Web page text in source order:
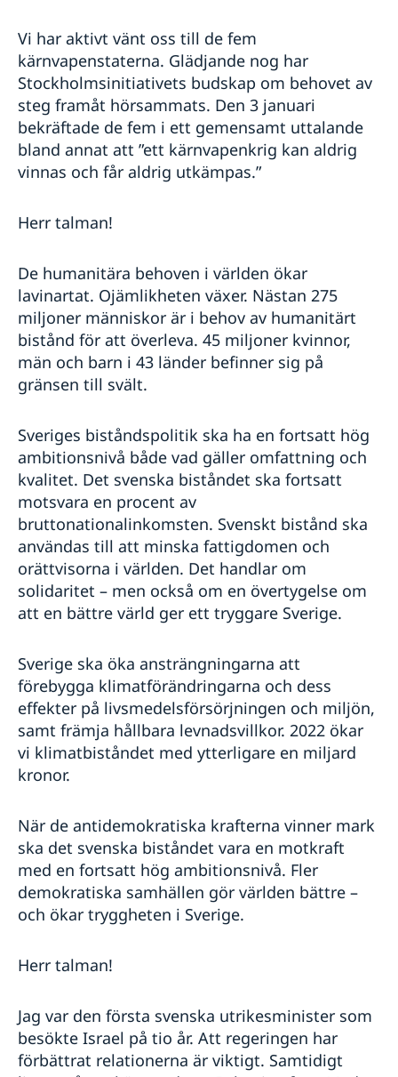
Vi har aktivt vänt oss till de fem
kärnvapenstaterna. Glädjande nog har
Stockholmsinitiativets budskap om behovet av
steg framåt hörsammats. Den 3 januari
bekräftade de fem i ett gemensamt uttalande
bland annat att ”ett kärnvapenkrig kan aldrig
vinnas och får aldrig utkämpas.”
Herr talman!
De humanitära behoven i världen ökar
lavinartat. Ojämlikheten växer. Nästan 275
miljoner människor är i behov av humanitärt
bistånd för att överleva. 45 miljoner kvinnor,
män och barn i 43 länder befinner sig på
gränsen till svält.
Sveriges biståndspolitik ska ha en fortsatt hög
ambitionsnivå både vad gäller omfattning och
kvalitet. Det svenska biståndet ska fortsatt
motsvara en procent av
bruttonationalinkomsten. Svenskt bistånd ska
användas till att minska fattigdomen och
orättvisorna i världen. Det handlar om
solidaritet – men också om en övertygelse om
att en bättre värld ger ett tryggare Sverige.
Sverige ska öka ansträngningarna att
förebygga klimatförändringarna och dess
effekter på livsmedelsförsörjningen och miljön,
samt främja hållbara levnadsvillkor. 2022 ökar
vi klimatbiståndet med ytterligare en miljard
kronor.
När de antidemokratiska krafterna vinner mark
ska det svenska biståndet vara en motkraft
med en fortsatt hög ambitionsnivå. Fler
demokratiska samhällen gör världen bättre –
och ökar tryggheten i Sverige.
Herr talman!
Jag var den första svenska utrikesminister som
besökte Israel på tio år. Att regeringen har
förbättrat relationerna är viktigt. Samtidigt